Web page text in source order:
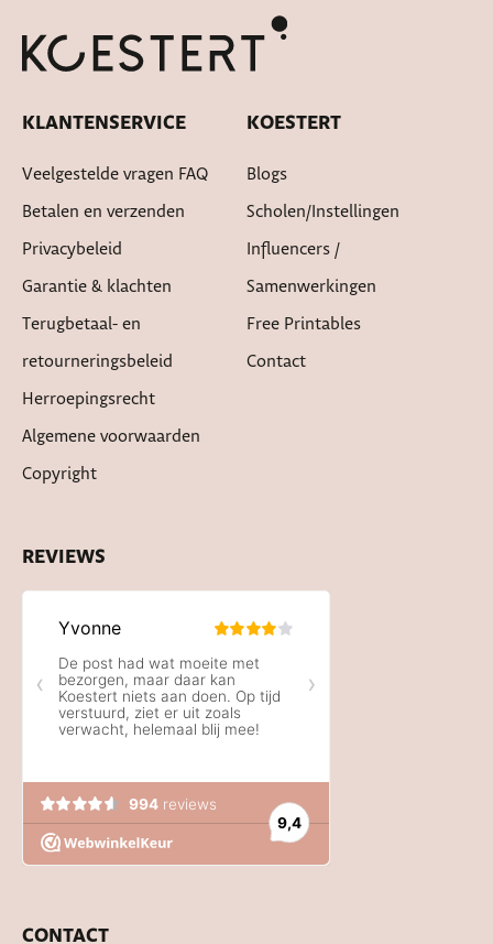
Cadeautje bij bestelling
KLANTENSERVICE
Veelgestelde vragen FAQ
Betalen en verzenden
Privacybeleid
Garantie & klachten
Terugbetaal- en
retourneringsbeleid
Herroepingsrecht
Algemene voorwaarden
Copyright
KOESTERT
Blogs
Scholen/instellingen
Influencers /
Samenwerkingen
Free Printables
Contact
REVIEWS
CONTACT